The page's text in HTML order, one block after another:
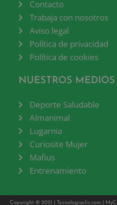
Contacto
Trabaja con nosotros
Aviso legal
Política de privacidad
Política de cookies
NUESTROS MEDIOS
Deporte Saludable
Almanimal
Lugarnia
Curiosite Mujer
Mafius
Entrenamiento
Copyright © 2021 | Tecnologiaclic.com